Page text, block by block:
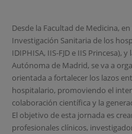
Desde la Facultad de Medicina,
Investigación Sanitaria de los
IDIPHISA, IIS-FJD e IIS Princesa),
Autónoma de Madrid, se va a
orientada a fortalecer los lazos
hospitalario, promoviendo el
colaboración científica y la
El objetivo de esta jornada es
profesionales clínicos,